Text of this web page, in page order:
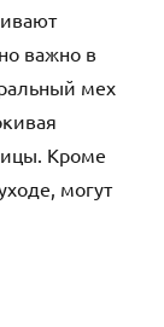
важно в
мех
Кроме
могут